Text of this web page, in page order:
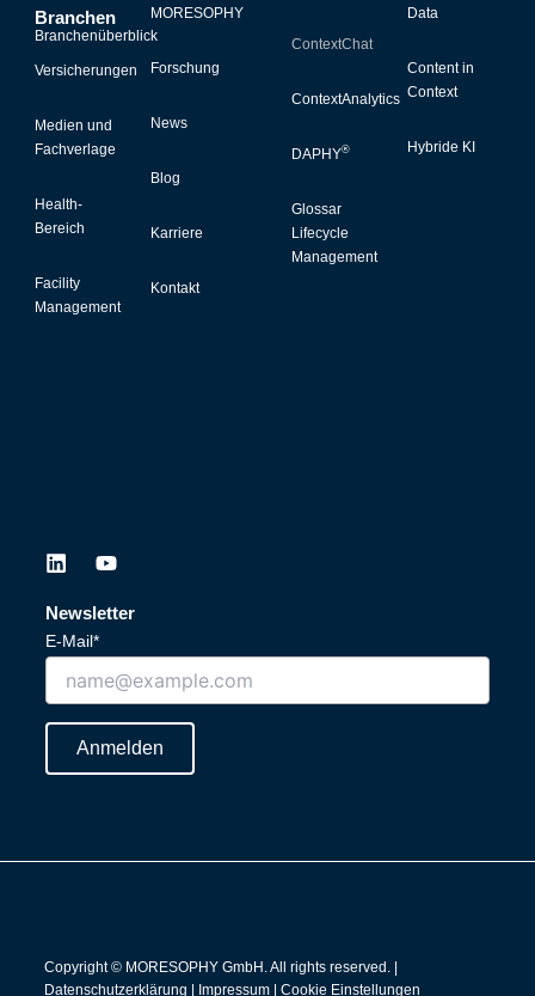
L
n
k
e
Y
u
t
e
Newsletter
E-Mail*
Anmelden
Branchen
Branchenüberblick
Versicherungen
Medien und
Fachverlage
Health-
Bereich
Facility
Management
MORESOPHY
Forschung
News
Blog
Karriere
Kontakt
ContextChat
ContextAnalytics
DAPHY®
Glossar
Lifecycle
Management
Data
Content in
Context
Hybride KI
Copyright © MORESOPHY GmbH. All rights reserved. |
Datenschutzerklärung
Impressum| Cookie Einstellungen